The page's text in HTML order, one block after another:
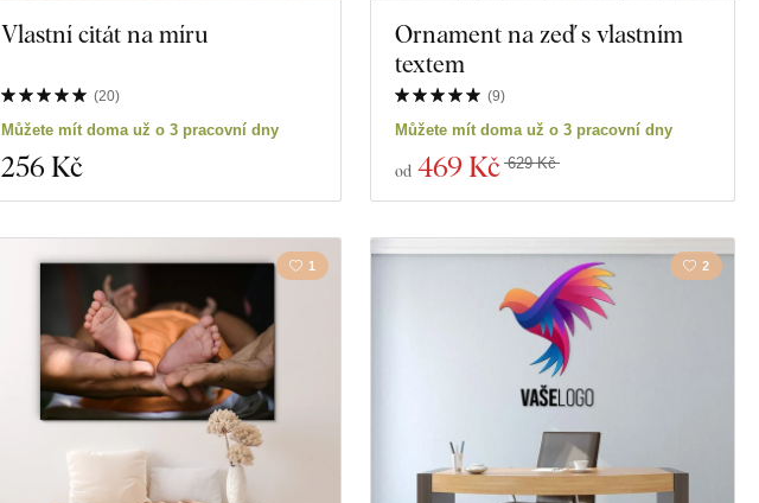
Vlastní citát na míru
(20)
Můžete mít doma už o 3 pracovní dny
256 Kč
Ornament na zeď s vlastním
textem
(9)
Můžete mít doma už o 3 pracovní dny
od 469 Kč 629 Kč
1 2